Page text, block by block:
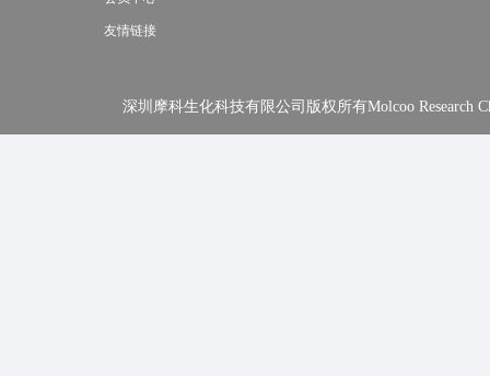
友情链接
深圳摩科生化科技有限公司版权所有Molcoo Research